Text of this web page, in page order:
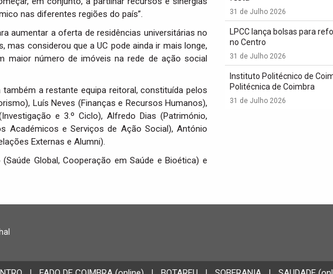
nas diferentes regiões do país”.
aumentar a oferta de residências universitárias no
mas considerou que a UC pode ainda ir mais longe,
maior número de imóveis na rede de ação social
a restante equipa reitoral, constituída pelos
Luís Neves (Finanças e Recursos Humanos),
e 3.º Ciclo), Alfredo Dias (Património,
Académicos e Serviços de Ação Social), António
Externas e Alumni).
Global, Cooperação em Saúde e Bioética) e
31 de Julho 2026
LPCC lança bolsas para
no Centro
31 de Julho 2026
Instituto Politécnico de
Politécnica de Coimbra
31 de Julho 2026